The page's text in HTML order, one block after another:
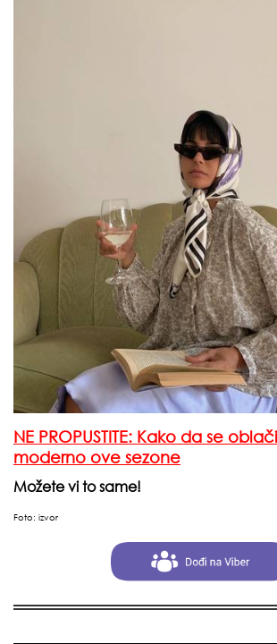
NE PROPUSTITE: Kako da se
moderno ove sezone
Možete vi to same!
Foto: izvor